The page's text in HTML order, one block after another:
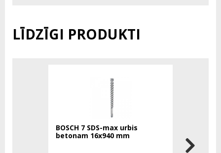
LĪDZĪGI PRODUKTI
BOSCH 7 SDS-max urbis
betonam 16x940 mm